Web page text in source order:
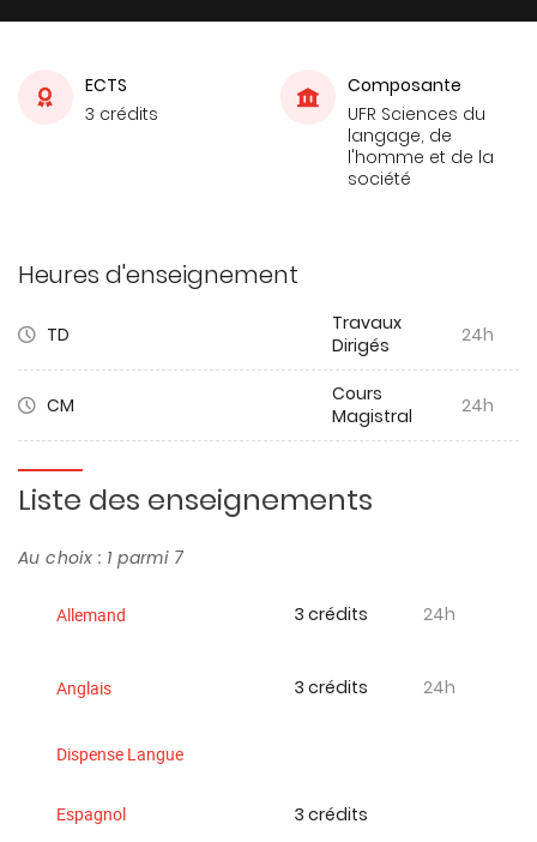
ECTS
3 crédits
Composante
UFR Sciences du
langage, de
l'homme et de la
société
Heures d'enseignement
TD
Travaux
Dirigés
24h
CM
Cours
Magistral
24h
Liste des enseignements
Au choix : 1 parmi 7
Allemand 3 crédits 24h
Anglais 3 crédits 24h
Dispense Langue
Espagnol 3 crédits